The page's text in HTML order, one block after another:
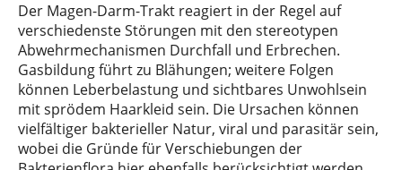
Der Magen-Darm-Trakt reagiert in der Regel auf
verschiedenste Störungen mit den stereotypen
Abwehrmechanismen Durchfall und Erbrechen.
Gasbildung führt zu Blähungen; weitere Folgen
können Leberbelastung und sichtbares Unwohlsein
mit sprödem Haarkleid sein. Die Ursachen können
vielfältiger bakterieller Natur, viral und parasitär sein,
wobei die Gründe für Verschiebungen der